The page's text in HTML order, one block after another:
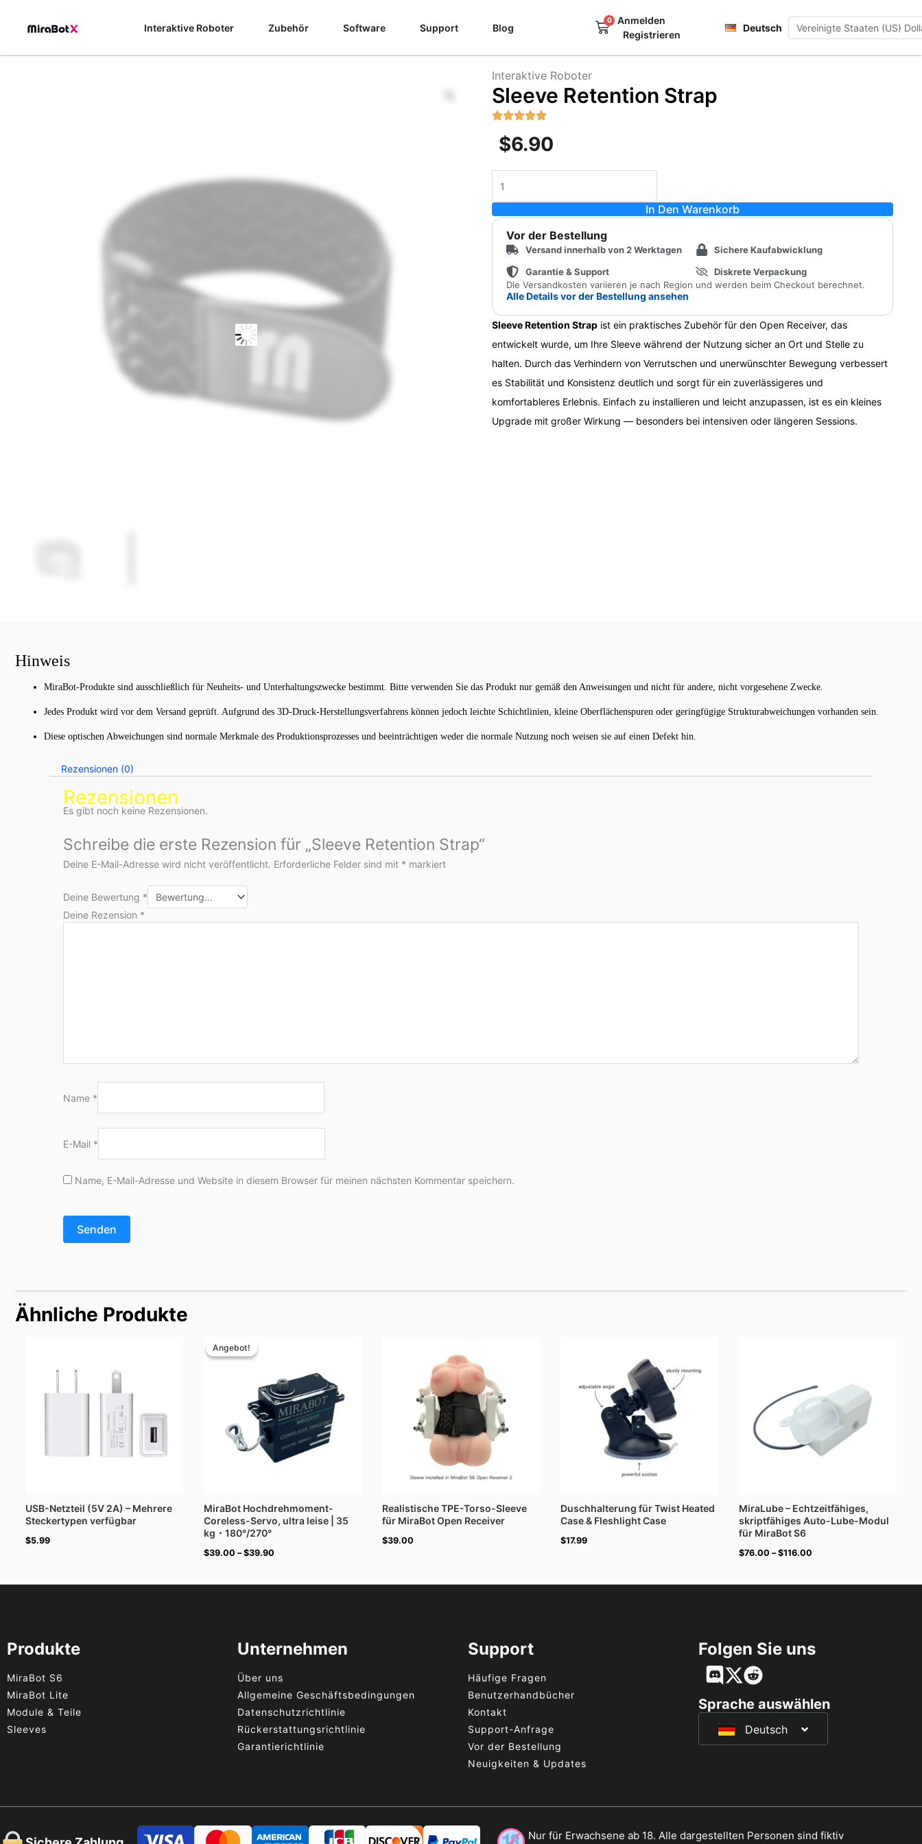
Interaktive Roboter Zubehör Software Support Blog
0
Warenkorb
Anmelden
Registrieren
Deutsch
日本語
Interaktive Roboter
Sleeve Retention Strap
$6.90
Retention
Menge
In Den Warenkorb
Vor der Bestellung
Versand innerhalb von 2 Werktagen
Garantie & Support
Sichere Kaufabwicklung
Diskrete Verpackung
Die Versandkosten variieren je nach Region und werden beim Checkout berechnet.
Alle Details vor der Bestellung ansehen
Sleeve Retention Strap ist ein praktisches Zubehör für den Open Receiver, das
entwickelt wurde, um Ihre Sleeve während der Nutzung sicher an Ort und Stelle zu
halten. Durch das Verhindern von Verrutschen und unerwünschter Bewegung verbessert
es Stabilität und Konsistenz deutlich und sorgt für ein zuverlässigeres und
komfortableres Erlebnis. Einfach zu installieren und leicht anzupassen, ist es ein kleines
Upgrade mit großer Wirkung — besonders bei intensiven oder längeren Sessions.
Hinweis
MiraBot-Produkte sind ausschließlich für Neuheits- und Unterhaltungszwecke bestimmt. Bitte verwenden Sie das Produkt nur gemäß den Anweisungen und nicht für andere, nicht vorgesehene Zwecke.
Jedes Produkt wird vor dem Versand geprüft. Aufgrund des 3D-Druck-Herstellungsverfahrens können jedoch leichte Schichtlinien, kleine Oberflächenspuren oder geringfügige Strukturabweichungen vorhanden sein.
Diese optischen Abweichungen sind normale Merkmale des Produktionsprozesses und beeinträchtigen weder die normale Nutzung noch weisen sie auf einen Defekt hin.
Rezensionen (0)
Rezensionen
Es gibt noch keine Rezensionen.
Schreibe die erste Rezension für „Sleeve Retention Strap“
Deine E-Mail-Adresse wird nicht veröffentlicht. Erforderliche Felder sind mit * markiert
Deine Bewertung *
Deine Rezension *
Name *
E-Mail *
Name, E-Mail-Adresse und Website in diesem Browser für meinen nächsten Kommentar speichern.
Ähnliche Produkte
USB-Netzteil (5V 2A) – Mehrere
Steckertypen verfügbar
$5.99
Angebot!
Angebot!
MiraBot Hochdrehmoment-
Coreless-Servo, ultra leise | 35
kg・180°/270°
$39.00 –$39.90
Realistische TPE-Torso-Sleeve
für MiraBot Open Receiver
$39.00
Duschhalterung für Twist Heated
Case & Fleshlight Case
$17.99
MiraLube – Echtzeitfähiges,
skriptfähiges Auto-Lube-Modul
für MiraBot S6
$76.00 –$116.00
Produkte
MiraBot S6
MiraBot Lite
Module & Teile
Sleeves
Unternehmen
Über uns
Allgemeine Geschäftsbedingungen
Datenschutzrichtlinie
Rückerstattungsrichtlinie
Garantierichtlinie
Support
Häufige Fragen
Benutzerhandbücher
Kontakt
Support-Anfrage
Vor der Bestellung
Neuigkeiten & Updates
Folgen Sie uns
Sprache auswählen
Deutsch
English
Français
日本語
Nur für Erwachsene ab 18. Alle dargestellten Personen sind fiktiv